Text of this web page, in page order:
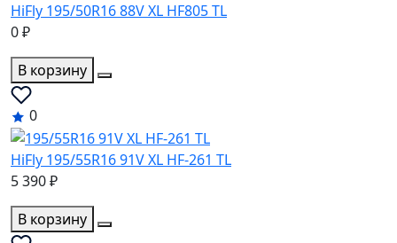
HiFly 195/50R16 88V XL HF805 TL
0 ₽
В корзину
0
HiFly 195/55R16 91V XL HF-261 TL
5 390 ₽
В корзину